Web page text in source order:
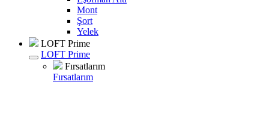
Mont
Şort
Yelek
LOFT Prime
LOFT Prime
Fırsatlarım
Fırsatlarım